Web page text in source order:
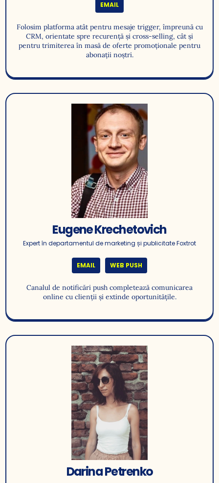
EMAIL
Folosim platforma atât pentru mesaje trigger, împreună cu
CRM, orientate spre recurență și cross-selling, cât și
pentru trimiterea în masă de oferte promoționale pentru
abonații noștri.
Eugene Krechetovich
Expert în departamentul de marketing și publicitate Foxtrot
EMAIL WEB PUSH
Canalul de notificări push completează comunicarea
online cu clienții și extinde oportunitățile.
Darina Petrenko